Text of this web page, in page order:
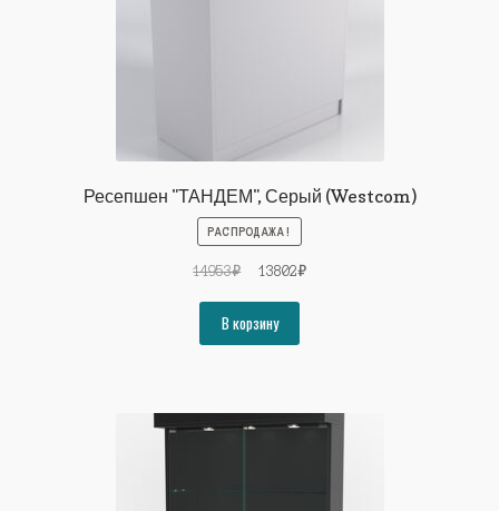
Ресепшен "ТАНДЕМ", Серый (Westcom)
РАСПРОДАЖА!
14953₽
Первоначальная
составляла
14953₽.
13802₽Текущая
В корзину